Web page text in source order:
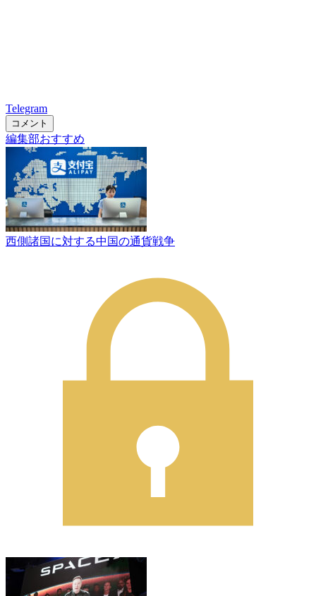
Telegram
コメント
編集部おすすめ
西側諸国に対する中国の通貨戦争